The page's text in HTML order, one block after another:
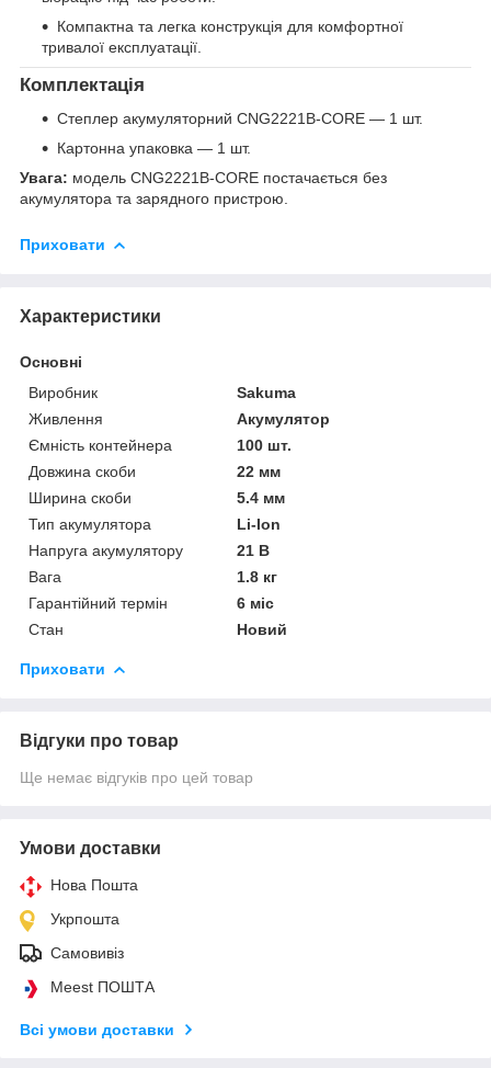
Компактна та легка конструкція для комфортної
тривалої експлуатації.
Комплектація
Степлер акумуляторний CNG2221B-CORE — 1 шт.
Картонна упаковка — 1 шт.
Увага: модель CNG2221B-CORE постачається без
акумулятора та зарядного пристрою.
Приховати
Характеристики
Основні
Виробник
Sakuma
Живлення
Акумулятор
Ємність контейнера
100 шт.
Довжина скоби
22 мм
Ширина скоби
5.4 мм
Тип акумулятора
Li-Ion
Напруга акумулятору
21 В
Вага
1.8 кг
Гарантійний термін
6 міс
Стан
Новий
Приховати
Відгуки про товар
Ще немає відгуків про цей товар
Умови доставки
Нова Пошта
Укрпошта
Самовивіз
Meest ПОШТА
Всі умови доставки